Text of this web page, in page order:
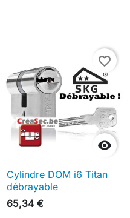

favorite_border
Cylindre DOM i6 Titan
débrayable
65,34 €